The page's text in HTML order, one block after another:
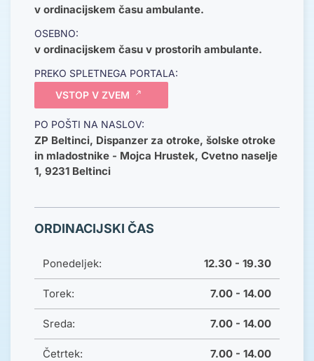
v ordinacijskem času ambulante.
OSEBNO:
v ordinacijskem času v prostorih ambulante.
PREKO SPLETNEGA PORTALA:
VSTOP V ZVEM
PO POŠTI NA NASLOV:
ZP Beltinci, Dispanzer za otroke, šolske otroke
in mladostnike - Mojca Hrustek, Cvetno naselje
1, 9231 Beltinci
ORDINACIJSKI ČAS
Ponedeljek: 12.30 - 19.30
Torek: 7.00 - 14.00
Sreda: 7.00 - 14.00
Četrtek: 7.00 - 14.00